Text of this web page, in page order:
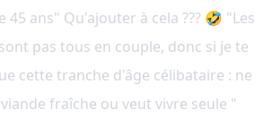
45 ans" Qu'ajouter à cela ??? 🤣 "Les
pas tous en couple, donc si je te
cette tranche d'âge célibataire : ne
fraîche ou veut vivre seule "